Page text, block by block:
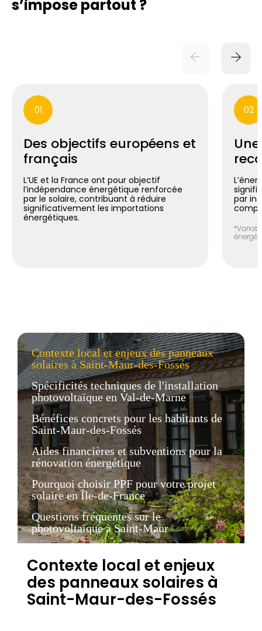
s’impose partout ?
01
Des objectifs européens et
français
L’UE et la France ont pour objectif
l’indépendance énergétique renforcée
par le solaire, contribuant à réduire
significativement les importations
énergétiques.
02
par
Contexte local et enjeux des panneaux
solaires à Saint-Maur-des-Fossés
Spécificités techniques de l'installation
photovoltaïque en Val-de-Marne
Bénéfices concrets pour les habitants de
Saint-Maur-des-Fossés
Aides financières et subventions pour la
rénovation énergétique
Pourquoi choisir PPF pour votre projet
solaire en Île-de-France
Questions fréquentes sur le
photovoltaïque à Saint-Maur
Contexte local et enjeux
des panneaux solaires à
Saint-Maur-des-Fossés